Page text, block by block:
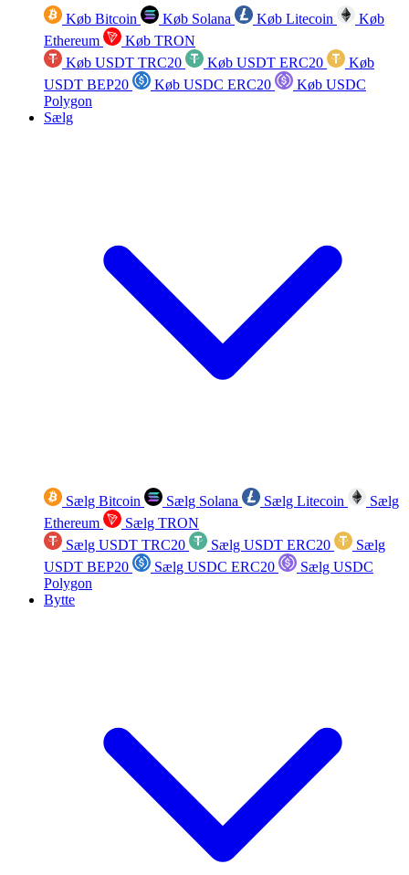
Køb Bitcoin Køb Solana Køb Litecoin
Køb
Ethereum
Køb TRON
Køb USDT TRC20
Køb USDT ERC20
Køb
USDT BEP20
Køb USDC ERC20
Køb USDC
Polygon
Sælg
Sælg Bitcoin Sælg Solana Sælg Litecoin
Sælg
Ethereum
Sælg TRON
Sælg USDT TRC20
Sælg USDT ERC20
Sælg
USDT BEP20
Sælg USDC ERC20
Sælg USDC
Polygon
Bytte